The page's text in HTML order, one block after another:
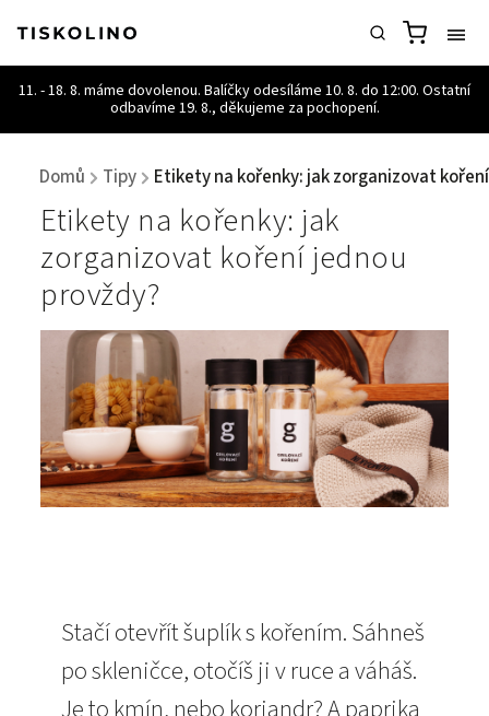
Domů / Tipy / Etikety na kořenky: jak zorganizovat
Etikety na kořenky: jak
zorganizovat koření jednou
provždy?
Stačí otevřít šuplík s kořením. Sáhneš
po skleničce, otočíš ji v ruce a váháš.